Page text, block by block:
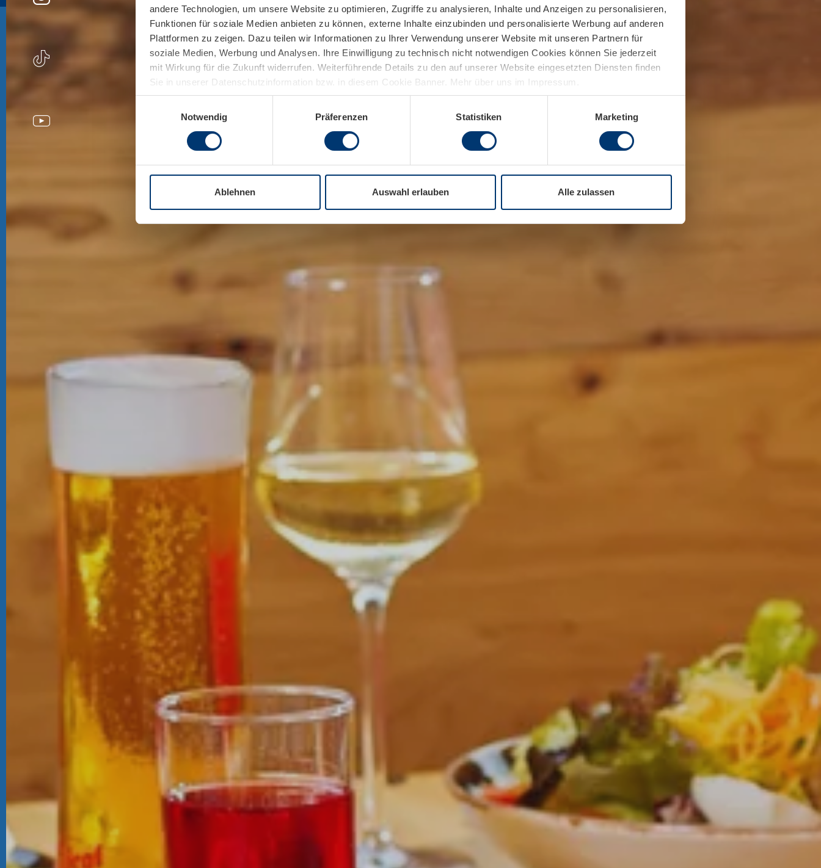
andere Technologien, um unsere Website zu optimieren, Zugriffe zu analysieren, Inhalte und Anzeigen zu personalisieren,
Funktionen für soziale Medien anbieten zu können, externe Inhalte einzubinden und personalisierte Werbung auf anderen
Plattformen zu zeigen. Dazu teilen wir Informationen zu Ihrer Verwendung unserer Website mit unseren Partnern für
soziale Medien, Werbung und Analysen. Ihre Einwilligung zu technisch nicht notwendigen Cookies können Sie jederzeit
mit Wirkung für die Zukunft widerrufen. Weiterführende Details zu den auf unserer Website eingesetzten Diensten finden
Sie in unserer Datenschutzinformation bzw. in diesem Cookie Banner. Mehr über uns im Impressum.
Notwendig
Präferenzen Statistiken Marketing
Ablehnen Auswahl erlauben Alle zulassen